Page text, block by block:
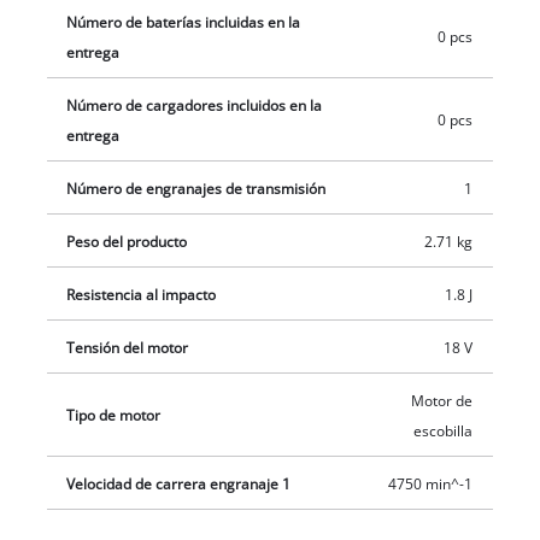
de profundidad ajustable individualmente para taladrar con
precisión. La entrega no incluye batería ni cargador, pero
práctico kit de inicio Power X-Change.
Número de baterías incluidas en la
entrega
0 pcs
Número de cargadores incluidos en la
entrega
0 pcs
Número de engranajes de transmisión 1
Peso del producto 2.71 kg
Resistencia al impacto 1.8 J
Tensión del motor 18 V
Tipo de motor
Motor de
escobilla
Velocidad de carrera engranaje 1 4750 min^-1